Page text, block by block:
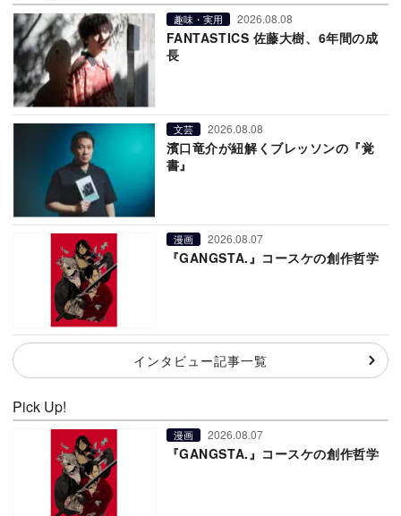
趣味・実用 2026.08.08
FANTASTICS 佐藤大樹、6年間の成
長
文芸 2026.08.08
濱口竜介が紐解くブレッソンの『覚
書』
漫画 2026.08.07
『GANGSTA.』コースケの創作哲学
インタビュー記事一覧
Pick Up!
漫画 2026.08.07
『GANGSTA.』コースケの創作哲学